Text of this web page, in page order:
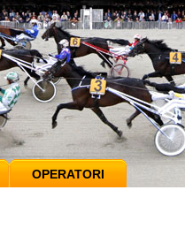
OPERATORI